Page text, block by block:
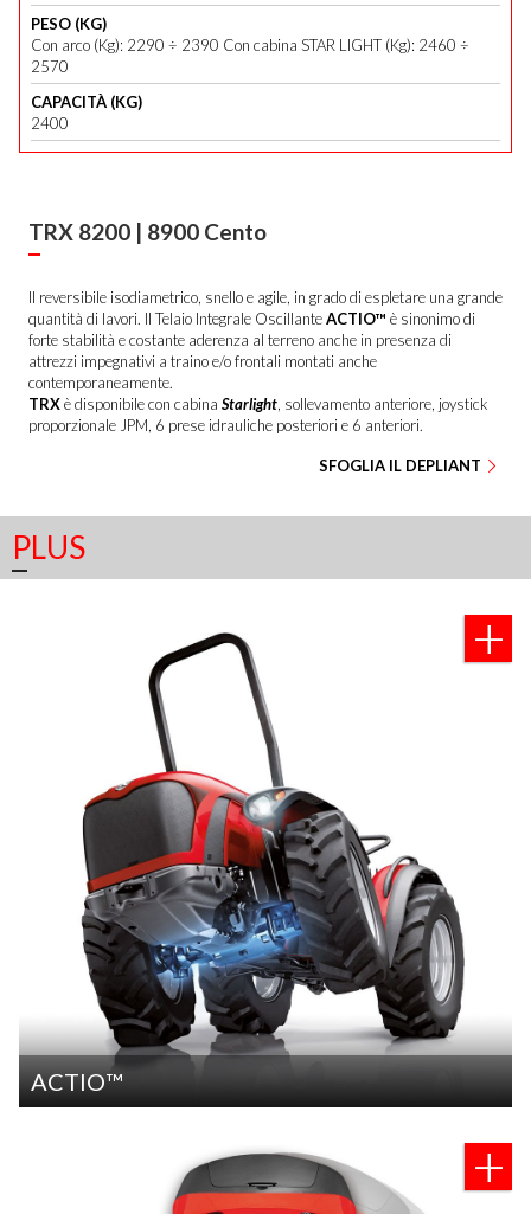
PESO (KG)
Con arco (Kg): 2290 ÷ 2390 Con cabina STAR LIGHT (Kg): 2460 ÷
2570
CAPACITÀ (KG)
2400
TRX 8200 | 8900 Cento
Il reversibile isodiametrico, snello e agile, in grado di espletare una grande
quantità di lavori. Il Telaio Integrale OscillanteACTIO™ è sinonimo di
forte stabilità e costante aderenza al terreno anche in presenza di
attrezzi impegnativi a traino e/o frontali montati anche
contemporaneamente.
TRXè disponibile con cabina Starlight , sollevamento anteriore, joystick
proporzionale JPM, 6 prese idrauliche posteriori e 6 anteriori.
SFOGLIA IL DEPLIANT
PLUS
ACTIO™